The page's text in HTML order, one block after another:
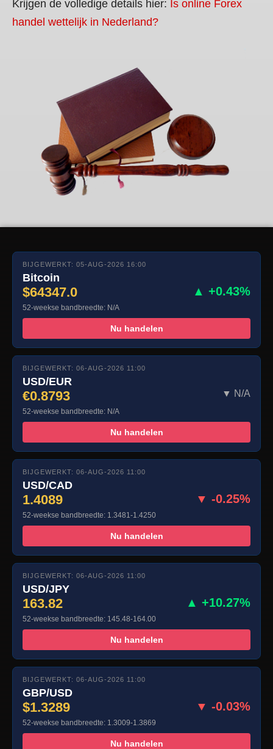
Krijgen de volledige details hier: Is online Forex
handel wettelijk in Nederland?
BIJGEWERKT: 05-AUG-2026 16:00
Bitcoin
$64347.0 ▲ +0.43%
52-weekse bandbreedte: N/A
Nu handelen
BIJGEWERKT: 06-AUG-2026 11:00
USD/EUR
€0.8793 ▼ N/A
52-weekse bandbreedte: N/A
Nu handelen
BIJGEWERKT: 06-AUG-2026 11:00
USD/CAD
1.4089 ▼ -0.25%
52-weekse bandbreedte: 1.3481-1.4250
Nu handelen
BIJGEWERKT: 06-AUG-2026 11:00
USD/JPY
163.82 ▲ +10.27%
52-weekse bandbreedte: 145.48-164.00
Nu handelen
BIJGEWERKT: 06-AUG-2026 11:00
GBP/USD
$1.3289 ▼ -0.03%
52-weekse bandbreedte: 1.3009-1.3869
Nu handelen